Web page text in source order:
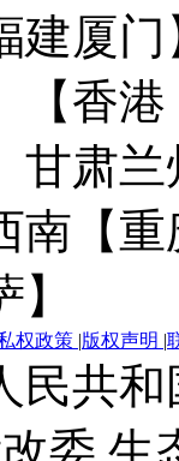
建厦门
【香
甘肃
南【
权政策 |版权声明 |
民共